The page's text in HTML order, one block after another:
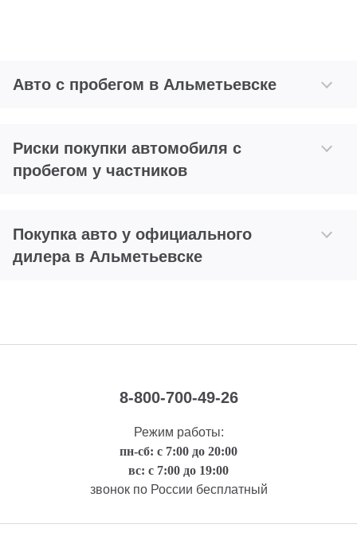
Авто с пробегом в Альметьевске
Риски покупки автомобиля с
пробегом у частников
Покупка авто у официального
дилера в Альметьевске
8-800-700-49-26
Режим работы:
пн-сб: с 7:00 до 20:00
вс: с 7:00 до 19:00
звонок по России бесплатный